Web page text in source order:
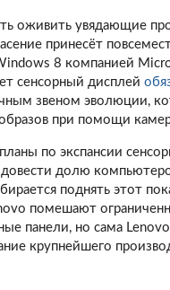
оживить увядающие
принесёт
8 компанией
сенсорный дисплей
звеном эволюции,
при помощи
по экспансии
долю
поднять этот
помешают
панели, но сама Lenovo
крупнейшего